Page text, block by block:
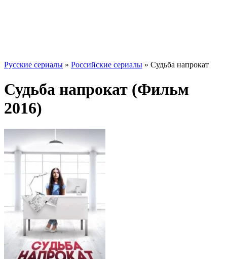
Русские сериалы » Российские сериалы » Судьба напрокат
Судьба напрокат (Фильм
2016)